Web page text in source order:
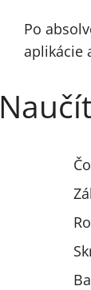
Po
aplikácie